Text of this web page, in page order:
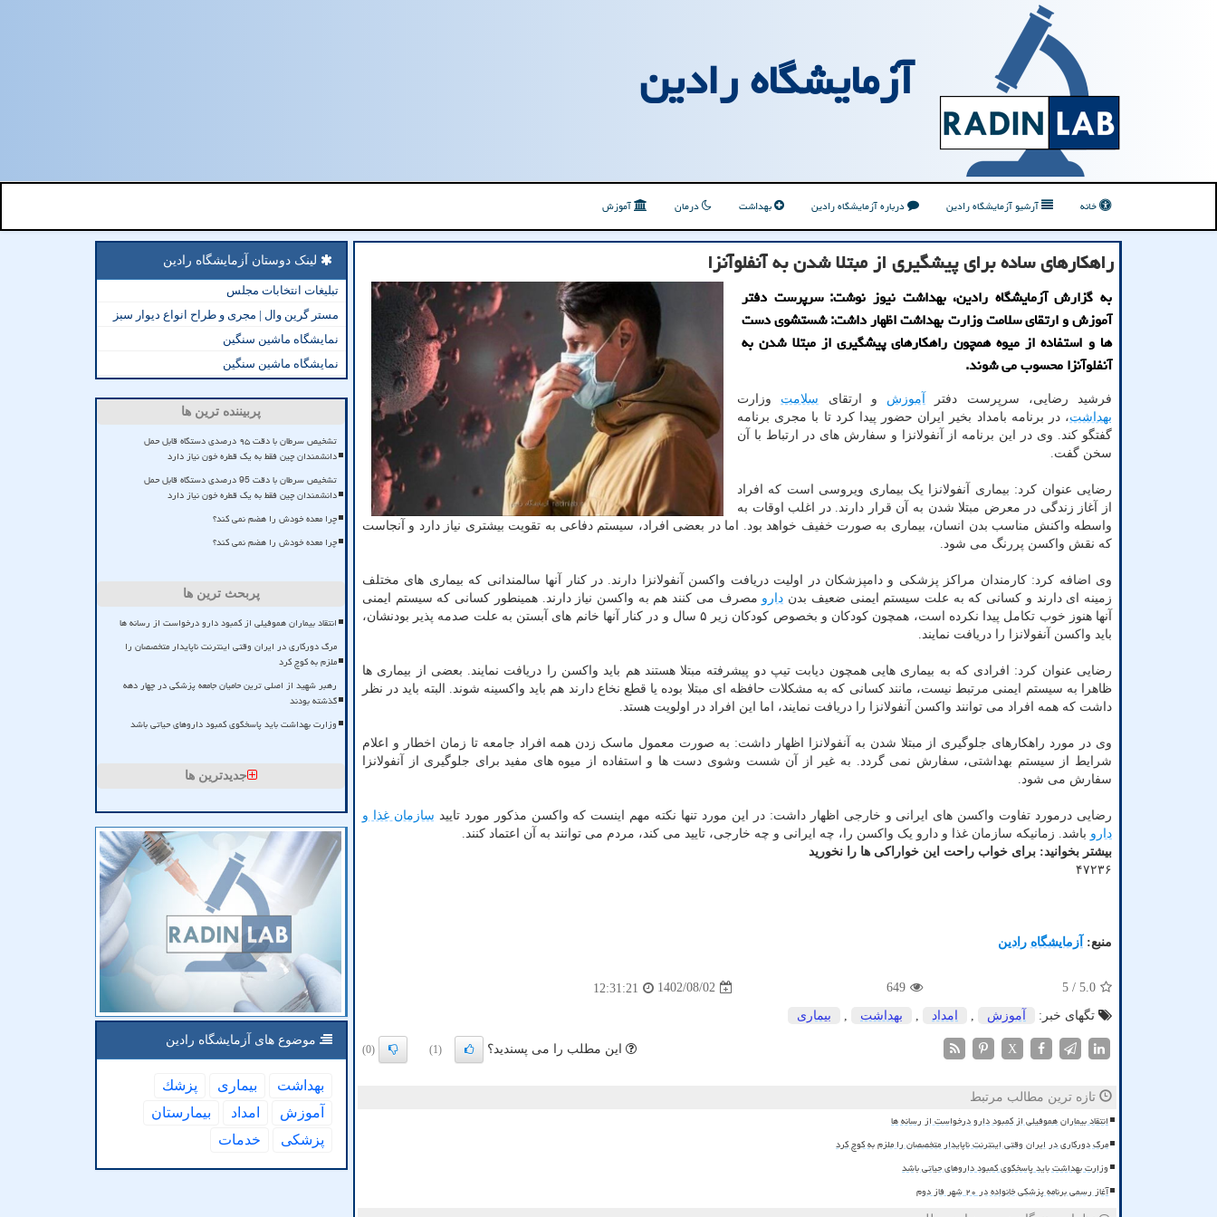
آزمایشگاه رادین
خانه آرشیو آزمایشگاه رادین درباره آزمایشگاه رادین بهداشت درمان آموزش
راهکارهای ساده برای پیشگیری از مبتلا شدن به آنفلوآنزا
به گزارش آزمایشگاه رادین، بهداشت نیوز نوشت: سرپرست دفتر
آموزش و ارتقای سلامت وزارت بهداشت اظهار داشت: شستشوی دست
ها و استفاده از میوه همچون راهکارهای پیشگیری از مبتلا شدن به
آنفلوآنزا محسوب می شوند.
فرشید رضایی، سرپرست دفتر آموزش و ارتقای سلامت وزارت
بهداشت، در برنامه بامداد بخیر ایران حضور پیدا کرد تا با مجری برنامه
گفتگو کند. وی در این برنامه از آنفولانزا و سفارش های در ارتباط با آن
سخن گفت.
رضایی عنوان کرد: بیماری آنفولانزا یک بیماری ویروسی است که افراد
از آغاز زندگی در معرض مبتلا شدن به آن قرار دارند. در اغلب اوقات به
واسطه واکنش مناسب بدن انسان، بیماری به صورت خفیف خواهد بود. اما در بعضی افراد، سیستم دفاعی به تقویت بیشتری نیاز دارد و آنجاست
که نقش واکسن پررنگ می شود.
وی اضافه کرد: کارمندان مراکز پزشکی و دامپزشکان در اولیت دریافت واکسن آنفولانزا دارند. در کنار آنها سالمندانی که بیماری های مختلف
زمینه ای دارند و کسانی که به علت سیستم ایمنی ضعیف بدن دارو مصرف می کنند هم به واکسن نیاز دارند. همینطور کسانی که سیستم ایمنی
آنها هنوز خوب تکامل پیدا نکرده است، همچون کودکان و بخصوص کودکان زیر ۵ سال و در کنار آنها خانم های آبستن به علت صدمه پذیر بودنشان،
باید واکسن آنفولانزا را دریافت نمایند.
رضایی عنوان کرد: افرادی که به بیماری هایی همچون دیابت تیپ دو پیشرفته مبتلا هستند هم باید واکسن را دریافت نمایند. بعضی از بیماری ها
ظاهرا به سیستم ایمنی مرتبط نیست، مانند کسانی که به مشکلات حافظه ای مبتلا بوده یا قطع نخاع دارند هم باید واکسینه شوند. البته باید در نظر
داشت که همه افراد می توانند واکسن آنفولانزا را دریافت نمایند، اما این افراد در اولویت هستد.
وی در مورد راهکارهای جلوگیری از مبتلا شدن به آنفولانزا اظهار داشت: به صورت معمول ماسک زدن همه افراد جامعه تا زمان اخطار و اعلام
شرایط از سیستم بهداشتی، سفارش نمی گردد. به غیر از آن شست وشوی دست ها و استفاده از میوه های مفید برای جلوگیری از آنفولانزا
سفارش می شود.
رضایی درمورد تفاوت واکسن های ایرانی و خارجی اظهار داشت: در این مورد تنها نکته مهم اینست که واکسن مذکور مورد تایید سازمان غذا و
دارو باشد. زمانیکه سازمان غذا و دارو یک واکسن را، چه ایرانی و چه خارجی، تایید می کند، مردم می توانند به آن اعتماد کنند.
بیشتر بخوانید: برای خواب راحت این خواراکی ها را نخورید
۴۷۲۳۶
منبع: آزمایشگاه رادین
5.0
/ 5
649
1402/08/02
12:31:21
تگهای خبر:
آموزش امداد بهداشت بیماری
X این مطلب را می پسندید؟ (1)
(0)
تازه ترین مطالب مرتبط
انتقاد بیماران هموفیلی از کمبود دارو درخواست از رسانه ها
مرگ دورکاری در ایران وقتی اینترنت ناپایدار متخصصان را ملزم به کوچ کرد
وزارت بهداشت باید پاسخگوی کمبود داروهای حیاتی باشد
آغاز رسمی برنامه پزشکی خانواده در ۲۰ شهر فاز دوم
لینک دوستان آزمایشگاه رادین
تبلیغات انتخابات مجلس
مستر گرین وال | مجری و طراح انواع دیوار سبز
نمایشگاه ماشین سنگین
نمایشگاه ماشین سنگین
پربیننده ترین ها
تشخیص سرطان با دقت ۹۵ درصدی دستگاه قابل حمل
دانشمندان چین فقط به یک قطره خون نیاز دارد
تشخیص سرطان با دقت 95 درصدی دستگاه قابل حمل
دانشمندان چین فقط به یک قطره خون نیاز دارد
چرا معده خودش را هضم نمی کند؟
چرا معده خودش را هضم نمی کند؟
پربحث ترین ها
انتقاد بیماران هموفیلی از کمبود دارو درخواست از رسانه ها
مرگ دورکاری در ایران وقتی اینترنت ناپایدار متخصصان را
ملزم به کوچ کرد
رهبر شهید از اصلی ترین حامیان جامعه پزشکی در چهار دهه
گذشته بودند
وزارت بهداشت باید پاسخگوی کمبود داروهای حیاتی باشد
جدیدترین ها
موضوع های آزمایشگاه رادین
بهداشت بیماری
پزشك
آموزش
امداد
بیمارستان
پزشكی
خدمات